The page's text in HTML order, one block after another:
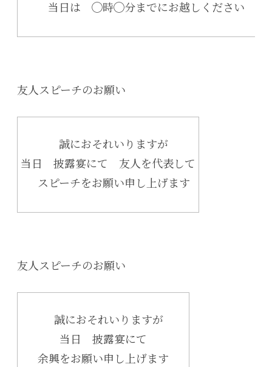
当日は ◯時◯分までにお越しください
友人スピーチのお願い
誠におそれいりますが
当日 披露宴にて 友人を代表して
スピーチをお願い申し上げます
友人スピーチのお願い
誠におそれいりますが
当日 披露宴にて
余興をお願い申し上げます